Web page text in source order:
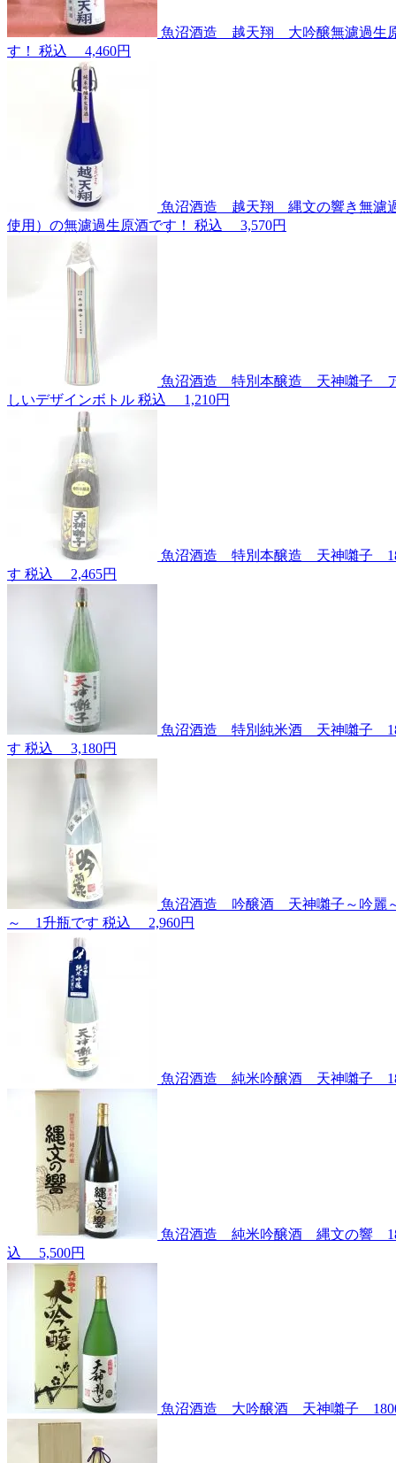
魚沼酒造 越天翔 大吟醸無濾過生
す！
税込 4,460円
魚沼酒造 越天翔 縄文の響き無濾
使用）の無濾過生原酒です！
税込 3,570円
魚沼酒造 特別本醸造 天神囃子
しいデザインボトル 税込 1,210円
魚沼酒造 特別本醸造 天神囃子
す 税込 2,465円
魚沼酒造 特別純米酒 天神囃子
す 税込 3,180円
魚沼酒造 吟醸酒 天神囃子～吟
～ 1升瓶です 税込 2,960円
魚沼酒造 純米吟醸酒 天神囃子
魚沼酒造 純米吟醸酒 縄文の響
込
5,500円
魚沼酒造 大吟醸酒 天神囃子